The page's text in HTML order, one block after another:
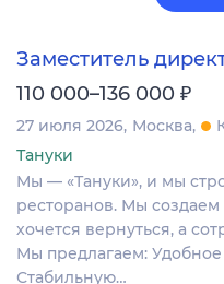
Заместитель
110 000–136 000 ₽
27 июля 2026 Москва
Тануки
Мы — «Тануки», и мы
ресторанов. Мы создаем
хочется вернуться, а
Мы предлагаем:
Стабильную…